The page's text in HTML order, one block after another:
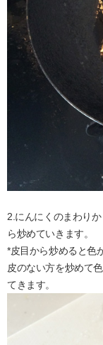
2.にんにくのまわり
ら炒めていきます。
*皮目から炒めると色
皮のない方を炒めて
てきます。